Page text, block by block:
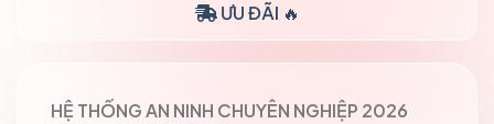
ƯU ĐÃI 🔥
HỆ THỐNG AN NINH CHUYÊN NGHIỆP 2026